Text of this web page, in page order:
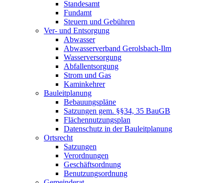
Standesamt
Fundamt
Steuern und Gebühren
Ver- und Entsorgung
Abwasser
Abwasserverband Gerolsbach-Ilm
Wasserversorgung
Abfallentsorgung
Strom und Gas
Kaminkehrer
Bauleitplanung
Bebauungspläne
Satzungen gem. §§34, 35 BauGB
Flächennutzungsplan
Datenschutz in der Bauleitplanung
Ortsrecht
Satzungen
Verordnungen
Geschäftsordnung
Benutzungsordnung